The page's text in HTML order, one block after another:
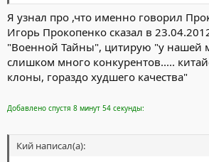
Я узнал про ,что именно говорил
Игорь Прокопенко сказал в
"Военной Тайны", цитирую "у нашей
слишком много конкурентов.....
клоны, гораздо худшего качества"
Добавлено спустя 8 минут 54 секунды:
Кий написал(а):